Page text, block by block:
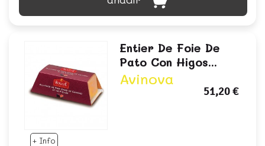
+ Info
Entier De Foie De
Pato Con Higos...
Avinova
51,20 €